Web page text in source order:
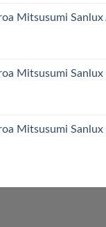
Mitsusumi Sanlux
Mitsusumi Sanlux
Mitsusumi Sanlux